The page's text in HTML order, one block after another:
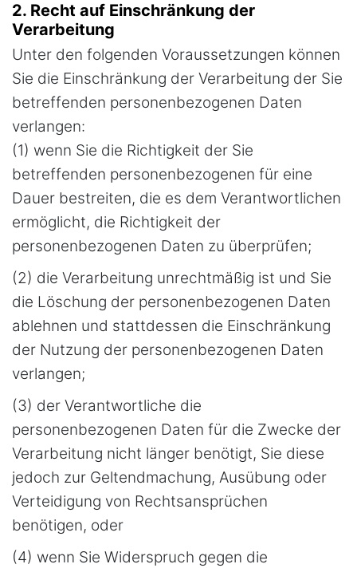
2. Recht auf Einschränkung der
Verarbeitung
Unter den folgenden Voraussetzungen können
Sie die Einschränkung der Verarbeitung der Sie
betreffenden personenbezogenen Daten
verlangen:
(1) wenn Sie die Richtigkeit der Sie
betreffenden personenbezogenen für eine
Dauer bestreiten, die es dem Verantwortlichen
ermöglicht, die Richtigkeit der
personenbezogenen Daten zu überprüfen;
(2) die Verarbeitung unrechtmäßig ist und Sie
die Löschung der personenbezogenen Daten
ablehnen und stattdessen die Einschränkung
der Nutzung der personenbezogenen Daten
verlangen;
(3) der Verantwortliche die
personenbezogenen Daten für die Zwecke der
Verarbeitung nicht länger benötigt, Sie diese
jedoch zur Geltendmachung, Ausübung oder
Verteidigung von Rechtsansprüchen
benötigen, oder
(4) wenn Sie Widerspruch gegen die